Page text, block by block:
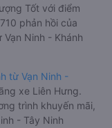
Tốt với điểm
phản hồi của
Ninh - Khánh
từ Vạn Ninh -
xe Liên Hưng.
trình khuyến mãi,
- Tây Ninh